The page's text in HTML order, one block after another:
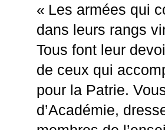
« Les armées qui
dans leurs rangs
Tous font leur
de ceux qui
pour la Patrie.
d’Académie,